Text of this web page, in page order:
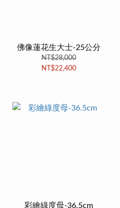
佛像蓮花生大士-25公分
NT$28,000
NT$22,400
彩繪綠度母-36.5cm